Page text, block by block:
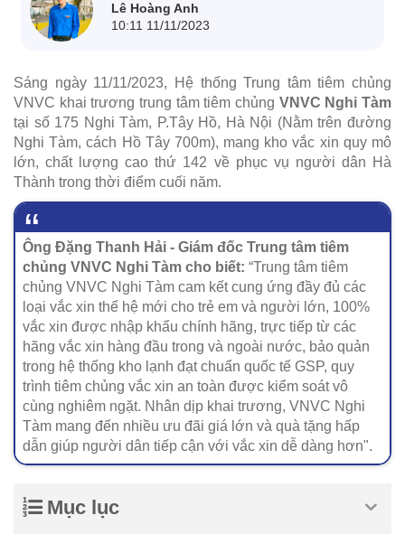
Lê Hoàng Anh
10:11 11/11/2023
Sáng ngày 11/11/2023, Hệ thống Trung tâm tiêm chủng
VNVC khai trương trung tâm tiêm chủng VNVC Nghi Tàm
tại số 175 Nghi Tàm, P.Tây Hồ, Hà Nội (Nằm trên đường
Nghi Tàm, cách Hồ Tây 700m), mang kho vắc xin quy mô
lớn, chất lượng cao thứ 142 về phục vụ người dân Hà
Thành trong thời điểm cuối năm.
Ông Đặng Thanh Hải - Giám đốc Trung tâm tiêm
chủng VNVC Nghi Tàm cho biết: “Trung tâm tiêm
chủng VNVC Nghi Tàm cam kết cung ứng đầy đủ các
loại vắc xin thế hệ mới cho trẻ em và người lớn, 100%
vắc xin được nhập khẩu chính hãng, trực tiếp từ các
hãng vắc xin hàng đầu trong và ngoài nước, bảo quản
trong hệ thống kho lạnh đạt chuẩn quốc tế GSP, quy
trình tiêm chủng vắc xin an toàn được kiểm soát vô
cùng nghiêm ngặt. Nhân dịp khai trương, VNVC Nghi
Tàm mang đến nhiều ưu đãi giá lớn và quà tặng hấp
dẫn giúp người dân tiếp cận với vắc xin dễ dàng hơn".
Mục lục